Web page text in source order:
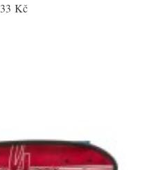
Kč